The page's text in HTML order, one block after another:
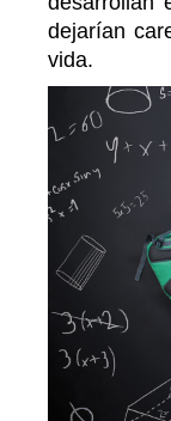
dejarían
vida.